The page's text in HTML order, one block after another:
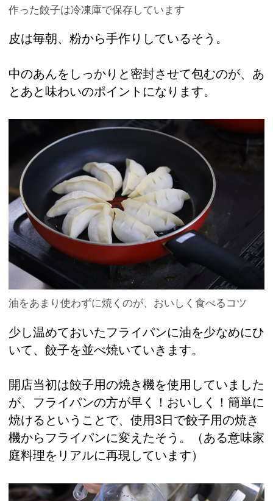
作った餃子は冷凍庫で保存しています
皮は毎朝、粉から手作りしているそう。
中のあんをしっかりと密封させて包むのが、あ
とあと味わいのポイントになります。
油をあまり使わずに焼くのが、おいしく食べるコツ
少し温めておいたフライパンに油を少なめにひ
いて、餃子を並べ焼いていきます。
開店当初は餃子用の焼き機を使用していました
が、フライパンの方が早く！おいしく！簡単に
焼けるということで、使用3日で餃子用の焼き
機からフライパンに変えたそう。（ある意味家
庭料理をリアルに再現しています）